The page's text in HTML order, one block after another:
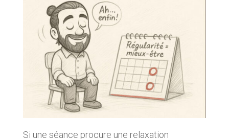
Si une séance procure une relaxation